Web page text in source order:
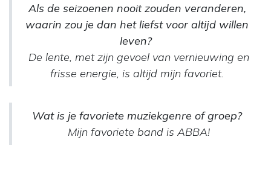
Als de seizoenen nooit zouden veranderen,
waarin zou je dan het liefst voor altijd willen
leven?
De lente, met zijn gevoel van vernieuwing en
frisse energie, is altijd mijn favoriet.​
Wat is je favoriete muziekgenre of groep?
Mijn favoriete band is ABBA!​